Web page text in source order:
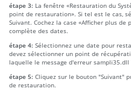
étape 3: La fenêtre «Restauration du
point de restauration». Si tel est le cas,
Suivant. Cochez la case «Afficher plus
complète des dates.
étape 4: Sélectionnez une date pour
devez sélectionner un point de
laquelle le message d'erreur
étape 5: Cliquez sur le bouton "Suivant"
de restauration.